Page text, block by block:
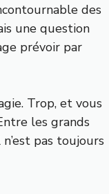
des
une question
prévoir par
Trop, et vous
les grands
pas toujours